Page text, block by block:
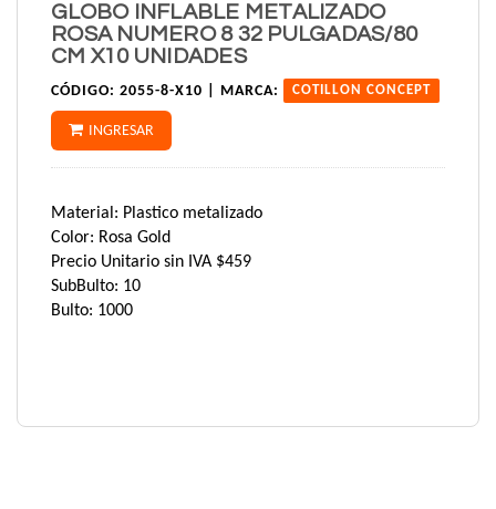
GLOBO INFLABLE METALIZADO
ROSA NUMERO 8 32 PULGADAS/80
CM X10 UNIDADES
CÓDIGO: 2055-8-X10 | MARCA: COTILLON CONCEPT
INGRESAR
Material: Plastico metalizado
Color: Rosa Gold
Precio Unitario sin IVA $459
SubBulto: 10
Bulto: 1000